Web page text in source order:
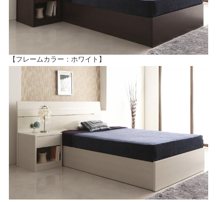
【フレームカラー：ホワイト】